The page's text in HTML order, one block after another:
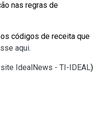
nas regras de
códigos de receita que
aqui.
IdealNews - TI-IDEAL)